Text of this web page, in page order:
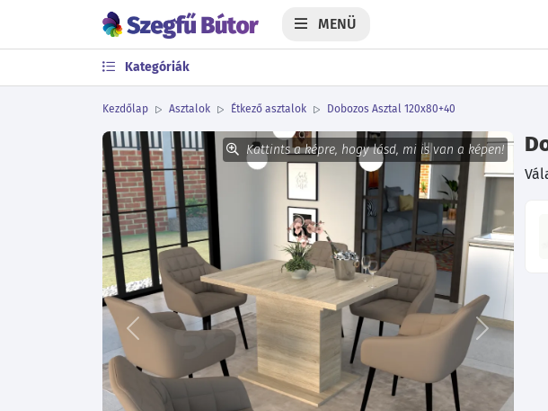
MENÜ
Kategóriák
Kezdőlap Asztalok Étkező asztalok Dobozos Asztal 120x80+40
Kattints a képre, hogy lásd, mi is van a képen!
Előző Következő